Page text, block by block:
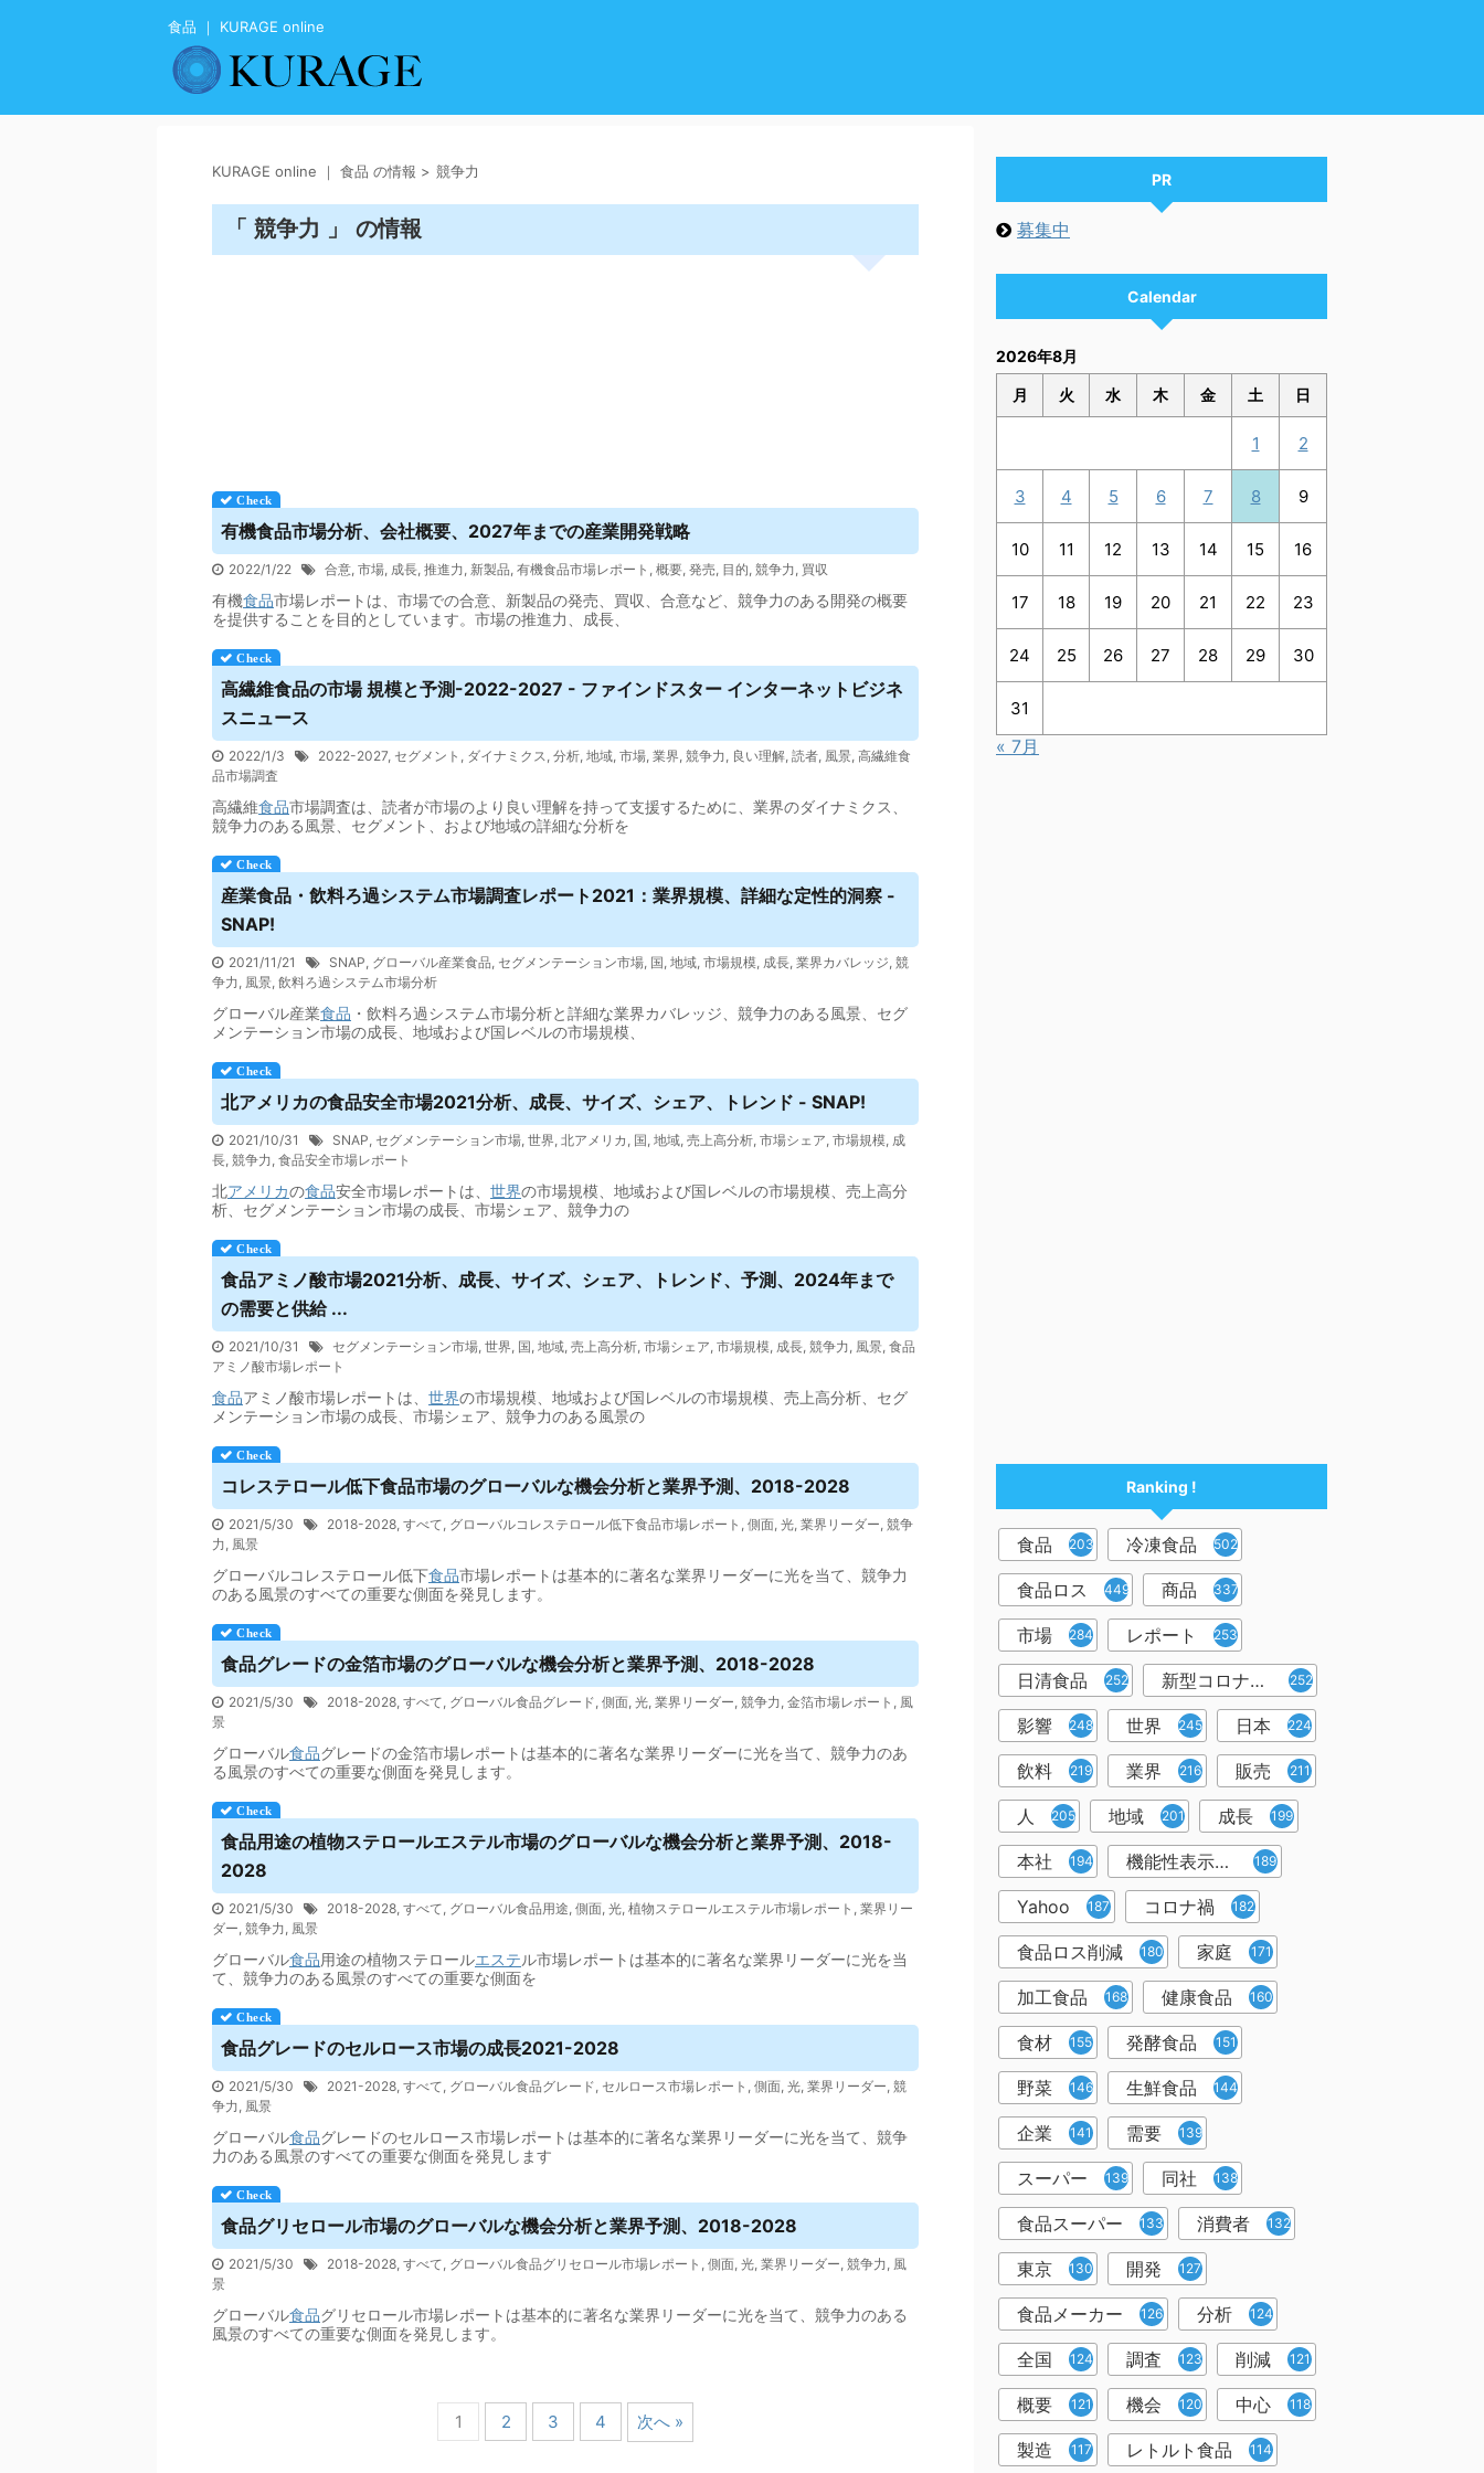
食品 ｜ KURAGE online
KURAGE online ｜ 食品 の情報 > 競争力
「 競争力 」 の情報
有機食品市場分析、会社概要、2027年までの産業開発戦略
2022/1/22 合意, 市場, 成長, 推進力, 新製品, 有機食品市場レポート , 概要, 発売, 目的, 競争力, 買収
有機食品市場レポートは、市場での合意、新製品の発売、買収、合意など、競争力のある開発の概要
を提供することを目的としています。市場の推進力、成長、
高繊維食品の市場 規模と予測-2022-2027 - ファインドスター インターネットビジネ
スニュース
2022/1/3 2022-2027, セグメント , ダイナミクス, 分析, 地域, 市場, 業界, 競争力, 良い理解, 読者, 風景, 高繊維食
品市場調査
高繊維食品市場調査は、読者が市場のより良い理解を持って支援するために、業界のダイナミクス、
競争力のある風景、セグメント、および地域の詳細な分析を
産業食品 ・飲料ろ過システム市場調査レポート2021：業界規模、詳細な定性的洞察 -
SNAP!
2021/11/21 SNAP, グローバル産業食品, セグメンテーション市場, 国, 地域, 市場規模, 成長, 業界カバレッジ, 競
争力, 風景, 飲料ろ過システム市場分析
グローバル産業食品 ・飲料ろ過システム市場分析と詳細な業界カバレッジ、競争力のある風景、セグ
メンテーション市場の成長、地域および国レベルの市場規模、
北アメリカの食品安全市場2021分析、成長、サイズ、シェア、トレンド - SNAP!
2021/10/31 SNAP, セグメンテーション市場, 世界, 北アメリカ , 国, 地域, 売上高分析, 市場シェア, 市場規模, 成
長, 競争力, 食品安全市場レポート
北アメリカの食品安全市場レポートは、 世界の市場規模、地域および国レベルの市場規模、売上高分
析、セグメンテーション市場の成長、市場シェア、競争力の
食品アミノ酸市場2021分析、成長、サイズ、シェア、トレンド、予測、2024年まで
の需要と供給 ...
2021/10/31 セグメンテーション市場, 世界, 国, 地域, 売上高分析, 市場シェア, 市場規模, 成長, 競争力, 風景, 食品
アミノ酸市場レポート
食品アミノ酸市場レポートは、 世界の市場規模、地域および国レベルの市場規模、売上高分析、セグ
メンテーション市場の成長、市場シェア、競争力のある風景の
コレステロール低下食品市場のグローバルな機会分析と業界予測、2018-2028
2021/5/30 2018-2028, すべて, グローバルコレステロール低下食品市場レポート , 側面, 光, 業界リーダー, 競争
力, 風景
グローバルコレステロール低下食品市場レポートは基本的に著名な業界リーダーに光を当て、競争力
のある風景のすべての重要な側面を発見します。
食品グレードの金箔市場のグローバルな機会分析と業界予測、2018-2028
2021/5/30 2018-2028, すべて, グローバル食品グレード, 側面, 光, 業界リーダー, 競争力, 金箔市場レポート , 風
景
グローバル食品グレードの金箔市場レポートは基本的に著名な業界リーダーに光を当て、競争力のあ
る風景のすべての重要な側面を発見します。
食品用途の植物ステロールエステル市場のグローバルな機会分析と業界予測、2018-
2028
2021/5/30 2018-2028, すべて, グローバル食品用途, 側面, 光, 植物ステロールエステル市場レポート , 業界リー
ダー, 競争力, 風景
グローバル食品用途の植物ステロールエステル市場レポートは基本的に著名な業界リーダーに光を当
て、競争力のある風景のすべての重要な側面を
食品グレードのセルロース市場の成長2021-2028
2021/5/30 2021-2028, すべて, グローバル食品グレード, セルロース市場レポート , 側面, 光, 業界リーダー, 競
争力, 風景
グローバル食品グレードのセルロース市場レポートは基本的に著名な業界リーダーに光を当て、競争
力のある風景のすべての重要な側面を発見します
食品グリセロール市場のグローバルな機会分析と業界予測、2018-2028
2021/5/30 2018-2028, すべて, グローバル食品グリセロール市場レポート , 側面, 光, 業界リーダー, 競争力, 風
景
グローバル食品グリセロール市場レポートは基本的に著名な業界リーダーに光を当て、競争力のある
風景のすべての重要な側面を発見します。
1 2 3 4 次へ »
PR
募集中
Calendar
2026年8月
月 火 水 木 金 土 日
1 2
3 4 5 6 7 8 9
10 11 12 13 14 15 16
17 18 19 20 21 22 23
24 25 26 27 28 29 30
31
« 7月
Ranking !
食品 2037 冷凍食品 502
食品ロス 449 商品 337
市場 284 レポート 253
日清食品 252 新型コロナウイルス 252
影響 248 世界 245 日本 224
飲料 219 業界 216 販売 211
人 205 地域 201 成長 199
本社 194 機能性表示食品 189
Yahoo 187 コロナ禍 182
食品ロス削減 180 家庭 171
加工食品 168 健康食品 160
食材 155 発酵食品 151
野菜 146 生鮮食品 144
企業 141 需要 139
スーパー 139 同社 138
食品スーパー 133 消費者 132
東京 130 開発 127
食品メーカー 126 分析 124
全国 124 調査 123 削減 121
概要 121 機会 120 中心 118
製造 117 レトルト食品 114